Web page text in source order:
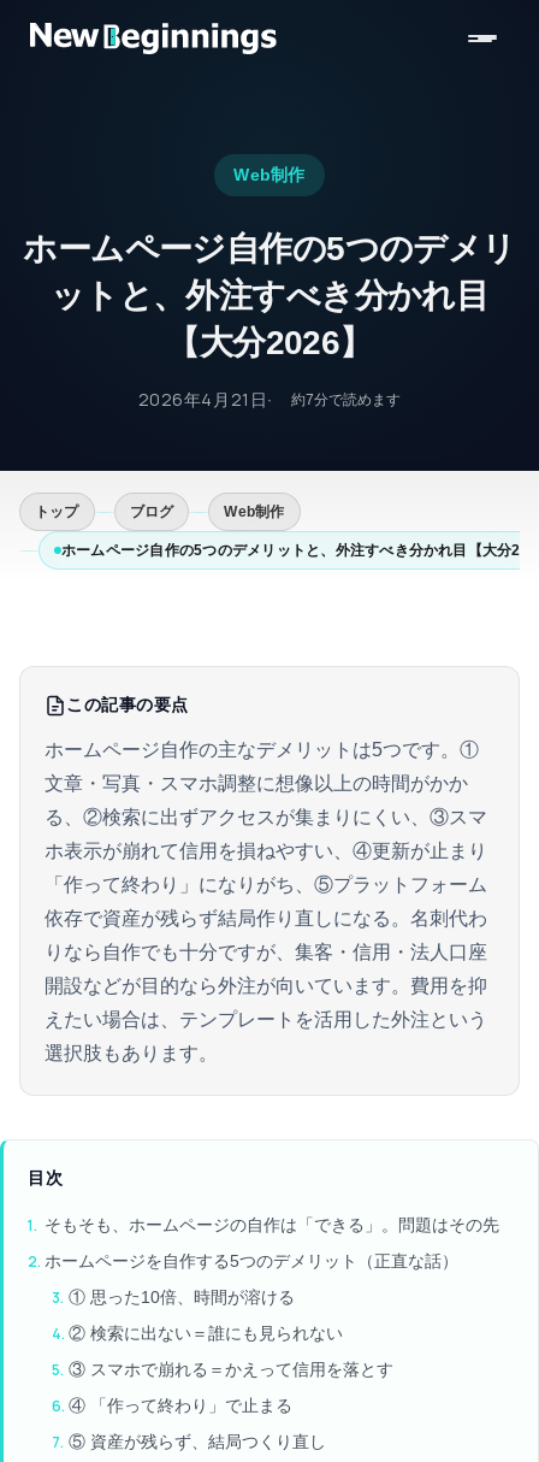
Web制作
ホームページ自作の5つのデメリ
ットと、外注すべき分かれ目
【大分2026】
2026年4月21日 約7分で読めます
トップ ブログ Web制作
ホームページ自作の5つのデメリットと、外注すべき分かれ目【大分
この記事の要点
ホームページ自作の主なデメリットは5つです。①
文章・写真・スマホ調整に想像以上の時間がかか
る、②検索に出ずアクセスが集まりにくい、③スマ
ホ表示が崩れて信用を損ねやすい、④更新が止まり
「作って終わり」になりがち、⑤プラットフォーム
依存で資産が残らず結局作り直しになる。名刺代わ
りなら自作でも十分ですが、集客・信用・法人口座
開設などが目的なら外注が向いています。費用を抑
えたい場合は、テンプレートを活用した外注という
選択肢もあります。
目次
そもそも、ホームページの自作は「できる」。問題はその先
ホームページを自作する5つのデメリット（正直な話）
① 思った10倍、時間が溶ける
② 検索に出ない＝誰にも見られない
③ スマホで崩れる＝かえって信用を落とす
④ 「作って終わり」で止まる
⑤ 資産が残らず、結局つくり直し